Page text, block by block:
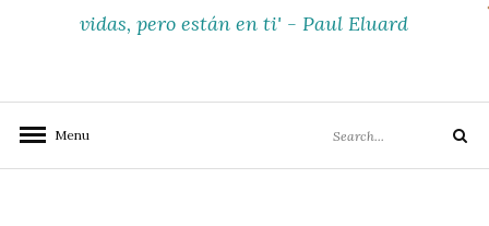
vidas, pero están en ti' - Paul Eluard
Menu
for:
Search